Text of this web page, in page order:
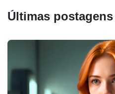
Últimas postagens